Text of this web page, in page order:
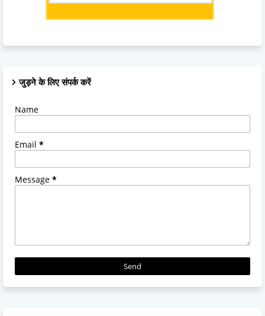
जुड़ने के लिए संपर्क करें
Name
Email *
Message *